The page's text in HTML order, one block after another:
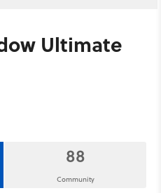
Ultimate
88
Community